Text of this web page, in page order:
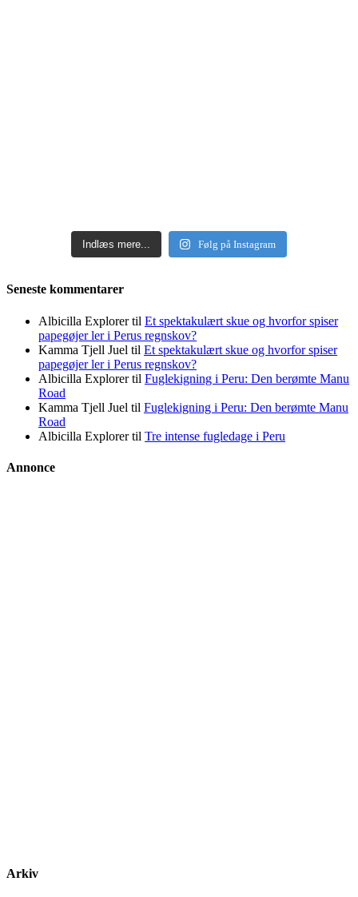
Indlæs mere... Følg på Instagram
Seneste kommentarer
Albicilla Explorertil Et spektakulært skue og hvorfor spiser
papegøjer ler i Perus regnskov?
Kamma Tjell Juel til Et spektakulært skue og hvorfor spiser
papegøjer ler i Perus regnskov?
Albicilla Explorertil Fuglekigning i Peru: Den berømte Manu
Road
Kamma Tjell Juel til Fuglekigning i Peru: Den berømte Manu
Road
Albicilla Explorertil Tre intense fugledage i Peru
Annonce
Arkiv